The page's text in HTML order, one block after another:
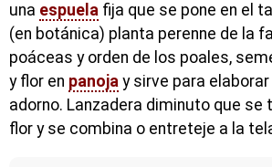
una espuela fija que se pone en el
(en botánica) planta perenne de la
poáceas y orden de los poales,
y flor en panoja y sirve para
adorno. Lanzadera diminuto que se
flor y se combina o entreteje a la